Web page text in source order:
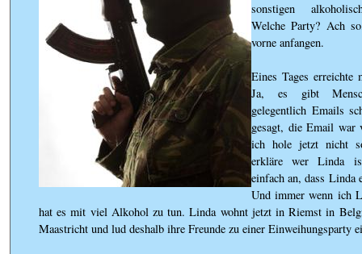
sonstigen
Welche Party? Ach
vorne anfangen.
Eines Tages erreichte
Ja, es gibt
gelegentlich Emails
gesagt, die Email war
ich hole jetzt nicht
erkläre wer Linda
einfach an, dass Linda
Und immer wenn ich
hat es mit viel Alkohol zu tun. Linda wohnt jetzt in Riemst in
Maastricht und lud deshalb ihre Freunde zu einer Einweihungsparty